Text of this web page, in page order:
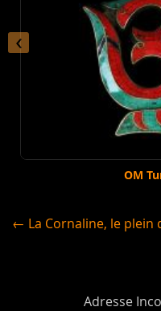
OM
‹
← La Cornaline, le plein
Adresse